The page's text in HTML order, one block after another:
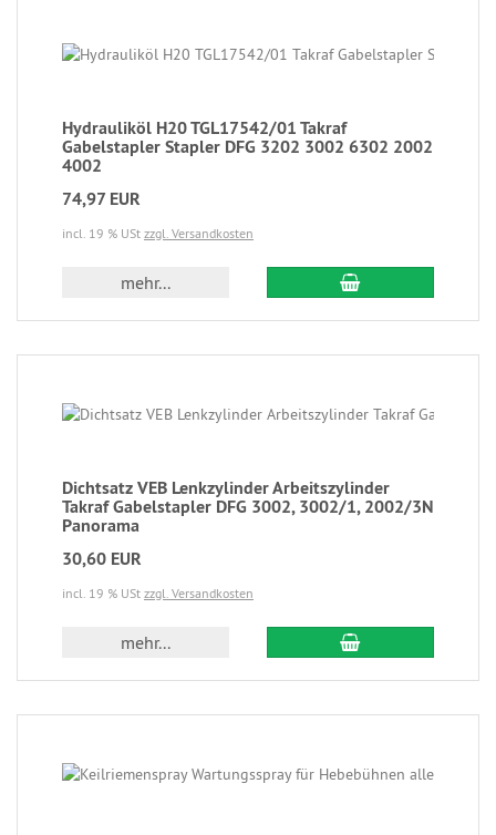
Hydrauliköl H20 TGL17542/01 Takraf
Gabelstapler Stapler DFG 3202 3002 6302 2002
4002
74,97 EUR
incl. 19 % USt zzgl. Versandkosten
mehr...
Dichtsatz VEB Lenkzylinder Arbeitszylinder
Takraf Gabelstapler DFG 3002, 3002/1, 2002/3N
Panorama
30,60 EUR
incl. 19 % USt zzgl. Versandkosten
mehr...